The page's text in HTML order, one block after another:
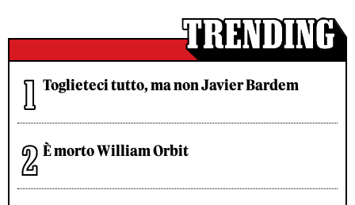
Toglieteci tutto, ma non Javier Bardem
È morto William Orbit